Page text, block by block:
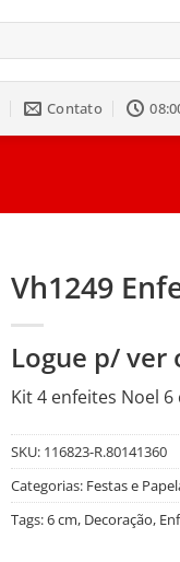
Contato
Vh1249
Logue p/ ver
Kit 4 enfeites Noel 6
SKU: 116823-R.80141360
Categorias: Festas e
Tags:6 cm, Decoração,